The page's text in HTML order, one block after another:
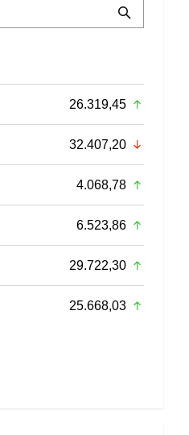
26.319,45
32.407,20
4.068,78
6.523,86
29.722,30
25.668,03